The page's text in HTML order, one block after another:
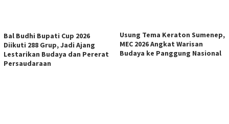
Bal Budhi Bupati Cup 2026
Diikuti 288 Grup, Jadi Ajang
Lestarikan Budaya dan Pererat
Persaudaraan
Usung Tema Keraton Sumenep,
MEC 2026 Angkat Warisan
Budaya ke Panggung Nasional